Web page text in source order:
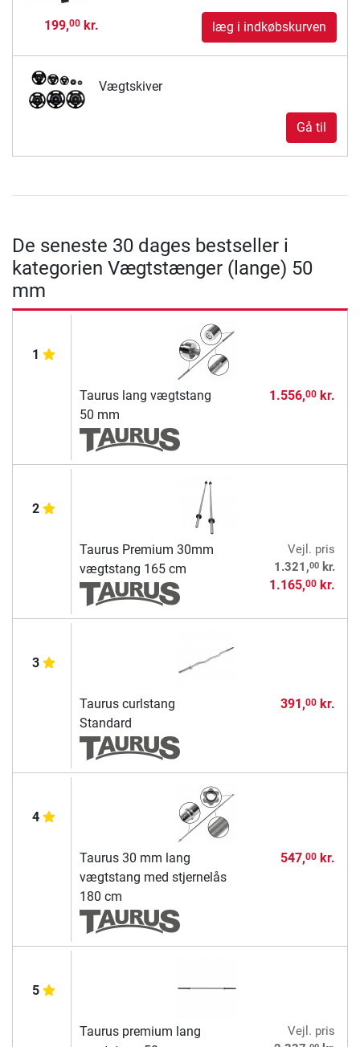
199,00kr. læg i indkøbskurven
Vægtskiver
Gå til
De seneste 30 dages bestseller i
kategorien Vægtstænger (lange) 50
mm
1
Taurus lang vægtstang
50 mm
1.556,00kr.
2
Taurus Premium 30mm
vægtstang 165 cm
Vejl. pris
1.321,00kr.
1.165,00kr.
3
Taurus curlstang
Standard
391,00kr.
4
Taurus 30 mm lang
vægtstang med stjernelås
180 cm
547,00kr.
5
Taurus premium lang
Vejl. pris